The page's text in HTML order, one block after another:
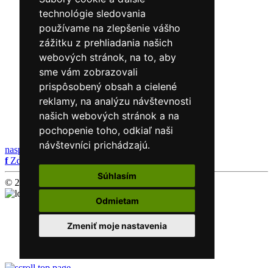
technológie sledovania
používame na zlepšenie vášho
zážitku z prehliadania našich
webových stránok, na to, aby
sme vám zobrazovali
prispôsobený obsah a cielené
reklamy, na analýzu návštevnosti
našich webových stránok a na
pochopenie toho, odkiaľ naši
návštevníci prichádzajú.
Súhlasím
Odmietam
Zmeniť moje nastavenia
naspäť
fZdieľať
© 2026. Všetky práva vyhradené.
Ochrana osobných údajov
Cookies súbory
Faktúry a Zmluvy